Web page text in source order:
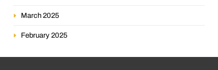
March 2025
February 2025